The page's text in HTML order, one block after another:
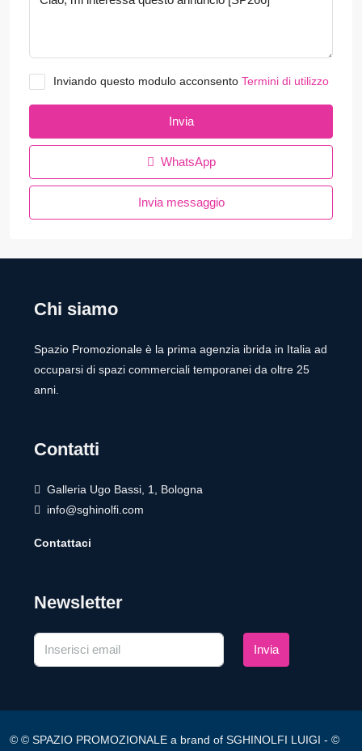
Inviando questo modulo acconsento Termini di utilizzo
Invia
WhatsApp
Invia messaggio
Chi siamo
Spazio Promozionale è la prima agenzia ibrida in Italia ad
occuparsi di spazi commerciali temporanei da oltre 25
anni.
Contatti
Galleria Ugo Bassi, 1, Bologna
info@sghinolfi.com
Contattaci
Newsletter
Invia
© © SPAZIO PROMOZIONALE a brand of SGHINOLFI LUIGI - ©